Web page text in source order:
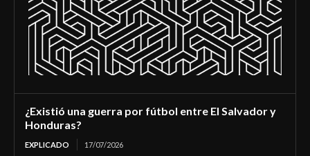
¿Existió una guerra por fútbol entre El Salvador y
Honduras?
EXPLICADO 17/07/2026